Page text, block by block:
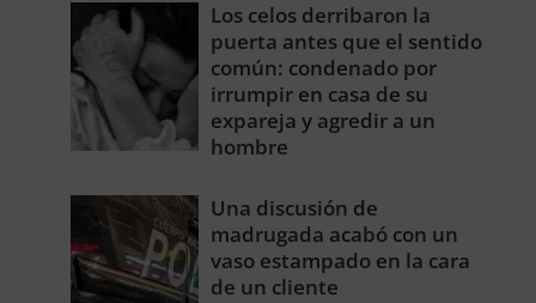
Los celos derribaron la
puerta antes que el sentido
común: condenado por
irrumpir en casa de su
expareja y agredir a un
hombre
Una discusión de
madrugada acabó con un
vaso estampado en la cara
de un cliente